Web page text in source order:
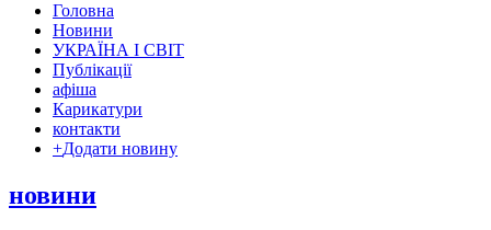
Головна
Новини
УКРАЇНА І СВІТ
Публікації
афіша
Карикатури
контакти
+Додати новину
новини